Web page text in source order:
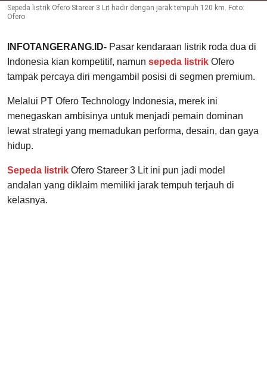
Sepeda listrik Ofero Stareer 3 Lit hadir dengan jarak tempuh 120 km. Foto:
Ofero
INFOTANGERANG.ID- Pasar kendaraan listrik roda dua di
Indonesia kian kompetitif, namun sepeda listrik Ofero
tampak percaya diri mengambil posisi di segmen premium.
Melalui PT Ofero Technology Indonesia, merek ini
menegaskan ambisinya untuk menjadi pemain dominan
lewat strategi yang memadukan performa, desain, dan gaya
hidup.
Sepeda listrik Ofero Stareer 3 Lit ini pun jadi model
andalan yang diklaim memiliki jarak tempuh terjauh di
kelasnya.